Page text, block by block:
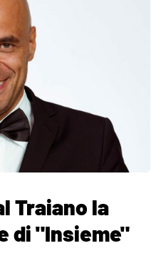
Traiano la
di "Insieme"